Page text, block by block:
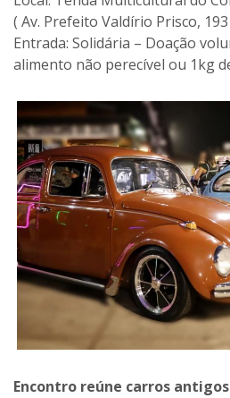
( Av. Prefeito Valdírio Prisco,
Entrada: Solidária – Doação
alimento não perecível ou 1kg
Encontro reúne carros